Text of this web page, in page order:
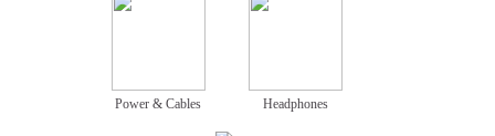
Power & Cables Headphones